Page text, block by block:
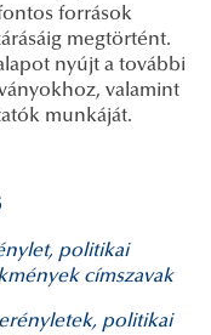
források
megtörtént.
nyújt a további
valamint
munkáját.
politikai
címszavak
politikai